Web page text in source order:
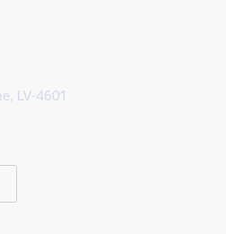
LV-4601